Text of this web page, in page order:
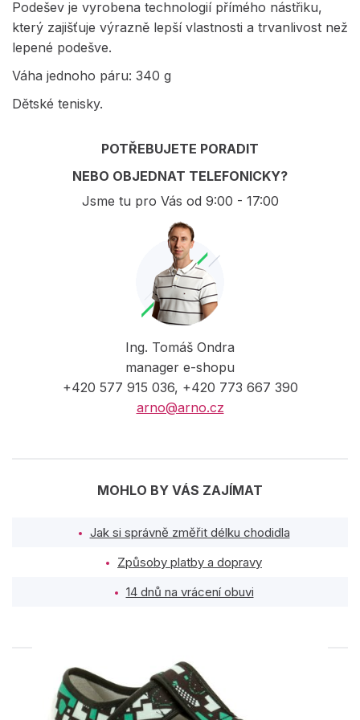
Podešev je vyrobena technologií přímého nástřiku,
který zajišťuje výrazně lepší vlastnosti a trvanlivost než
lepené podešve.
Váha jednoho páru: 340 g
Dětské tenisky.
POTŘEBUJETE PORADIT
NEBO OBJEDNAT TELEFONICKY?
Jsme tu pro Vás od 9:00 - 17:00
Ing. Tomáš Ondra
manager e-shopu
+420 577 915 036, +420 773 667 390
arno@arno.cz
MOHLO BY VÁS ZAJÍMAT
Jak si správně změřit délku chodidla
Způsoby platby a dopravy
14 dnů na vrácení obuvi
PODOBNÉ PRODUKTY